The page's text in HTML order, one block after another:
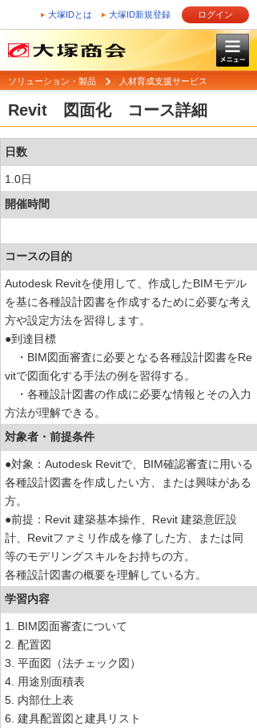
大塚IDとは 大塚ID新規登録 ログイン
ソリューション・製品 人材育成支援サービス
Revit 図面化 コース詳細
日数
1.0日
開催時間
コースの目的
Autodesk Revitを使用して、作成したBIMモデル
を基に各種設計図書を作成するために必要な考え
方や設定方法を習得します。
●到達目標
・BIM図面審査に必要となる各種設計図書をRe
vitで図面化する手法の例を習得する。
・各種設計図書の作成に必要な情報とその入力
方法が理解できる。
対象者・前提条件
●対象：Autodesk Revitで、BIM確認審査に用いる
各種設計図書を作成したい方、または興味がある
方。
●前提：Revit 建築基本操作、Revit 建築意匠設
計、Revitファミリ作成を修了した方、または同
等のモデリングスキルをお持ちの方。
各種設計図書の概要を理解している方。
学習内容
1. BIM図面審査について
2. 配置図
3. 平面図（法チェック図）
4. 用途別面積表
5. 内部仕上表
6. 建具配置図と建具リスト